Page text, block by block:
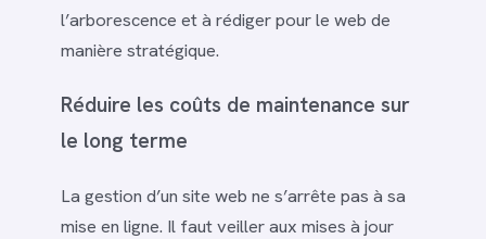
l’arborescence et à rédiger pour le web de
manière stratégique.
Réduire les coûts de maintenance sur
le long terme
La gestion d’un site web ne s’arrête pas à sa
mise en ligne. Il faut veiller aux mises à jour